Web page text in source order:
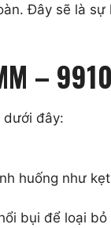
Đây sẽ là
–
dưới đây:
huống như
bụi để loại